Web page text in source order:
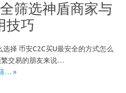
筛选神盾商家与
技巧
择 币安C2C买U最安全的方式怎么
繁交易的朋友来说…
… »